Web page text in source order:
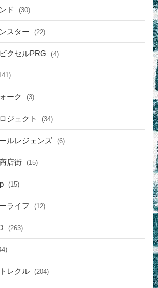
ド (30)
スター (22)
クセルPRG (4)
ーク (3)
ジェクト (34)
ルレジェンズ (6)
店街 (15)
(15)
ライフ (12)
(263)
レクル (204)